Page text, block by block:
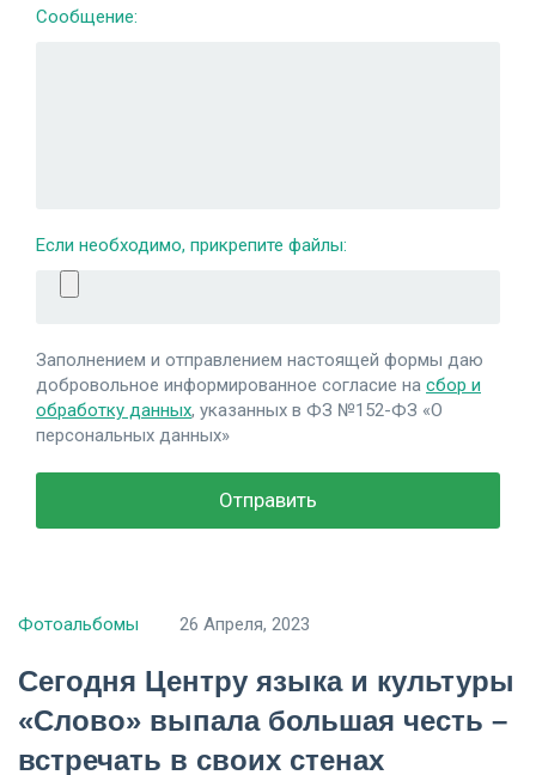
Сообщение:
Если необходимо, прикрепите файлы:
Заполнением и отправлением настоящей формы даю
добровольное информированное согласие на сбор и
обработку данных, указанных в ФЗ №152-ФЗ «О
персональных данных»
Фотоальбомы 26 Апреля, 2023
Сегодня Центру языка и культуры
«Слово» выпала большая честь –
встречать в своих стенах